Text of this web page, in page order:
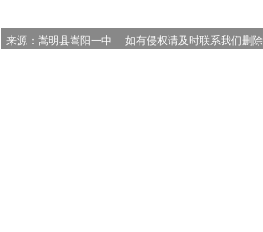
来源：嵩明县嵩阳一中     如有侵权请及时联系我们删除